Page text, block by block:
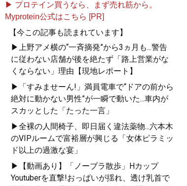
▶ プロテイン買うなら、まず売れ筋から。
Myprotein公式はこちら [PR]
【今この記事も読まれています】
▶上野アメ横の“一斉摘発”から3ヵ月も...警告
に従わない店舗が後を絶たず「路上営業がな
くならない」理由【現地レポート】
▶「すみませーん!」満員電車で“ドアの前から
絶対に動かない男性”が一瞬で動いた...車内が
スカッとした「たった一言」
▶全裸の人間椅子、即日届く違法薬物...六本木
のVIPルームで富裕層が興じる「女体ピラミッ
ド以上の過激な宴」
▶【動画あり】「ノーブラ散歩」Hカップ
Youtuberを直撃!おっぱいが揺れ、透け乳首で